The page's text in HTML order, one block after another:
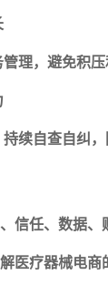
理，避免积
续自查自纠
信任、数据、
医疗器械电商